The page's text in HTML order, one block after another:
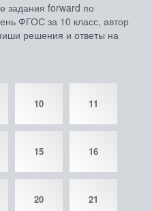
задания forward по
ФГОС за 10 класс, автор
решения и ответы на
10 11
15 16
20 21